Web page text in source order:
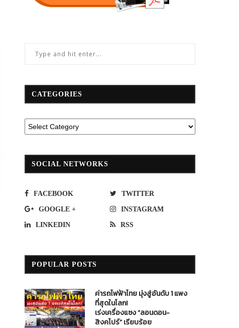
CATEGORIES
SOCIAL NETWORKS
FACEBOOK TWITTER
GOOGLE + INSTAGRAM
LINKEDIN RSS
POPULAR POSTS
ค่ารถไฟฟ้าไทย มุ่งสู่อันดับ 1 แพง
ที่สุดในโลก!
เร่งเครื่องแซง “ลอนดอน-
สิงคโปร์” เรียบร้อย